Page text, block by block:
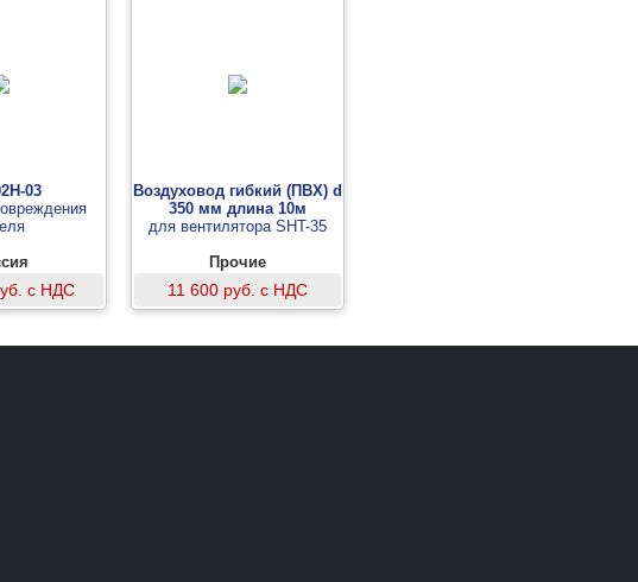
03
с НДС
Воздуховод гибкий (ПВХ) d
350 мм длина 10м
для вентилятора SHT-35
Прочие
11 600 руб. с НДС